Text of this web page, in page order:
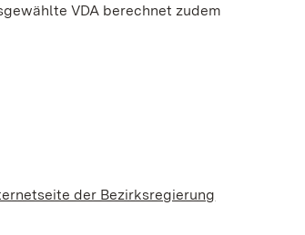
VDA berechnet zudem
der Bezirksregierung